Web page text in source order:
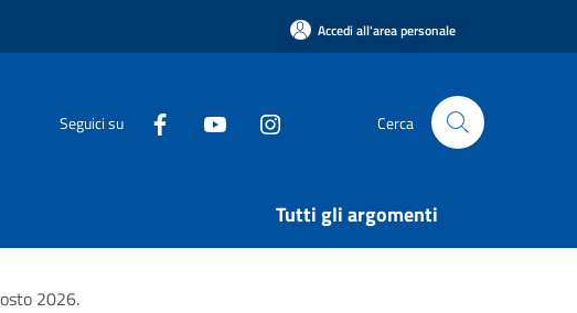
Accedi all'area personale
Seguici su Cerca
Tutti gli argomenti
2026.